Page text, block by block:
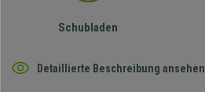
Schubladen
Detaillierte Beschreibung ansehen